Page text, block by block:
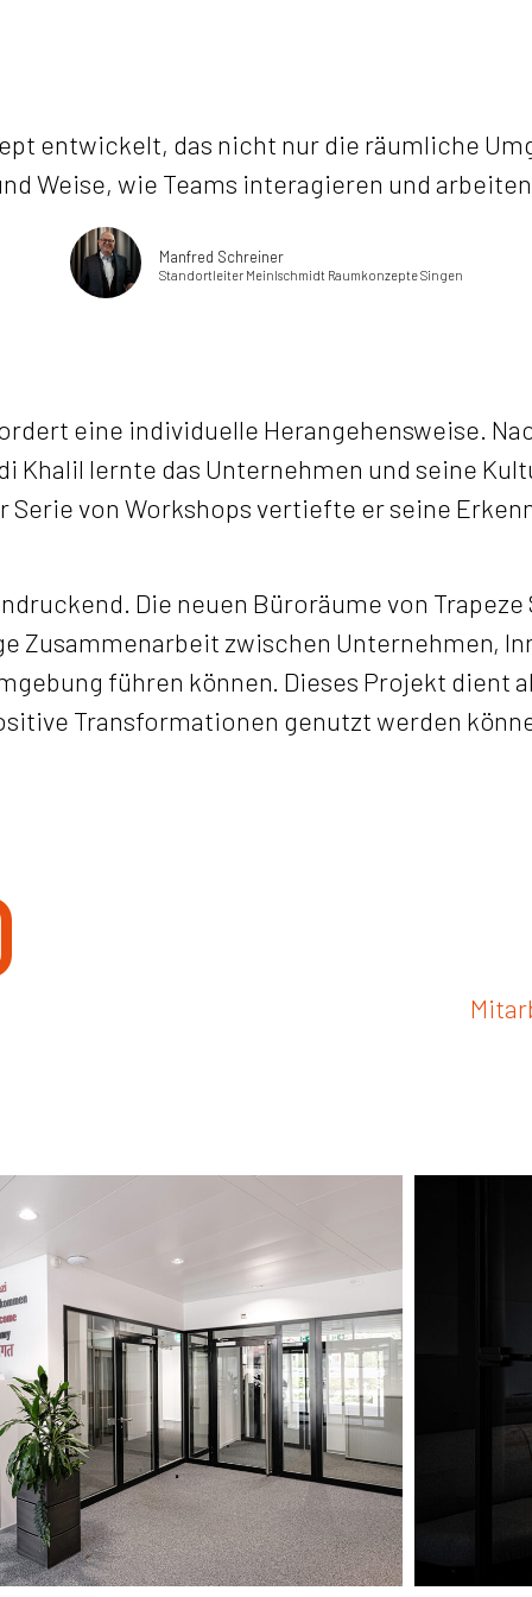
entwickelt, das nicht nur die räumliche
Weise, wie Teams interagieren und
Manfred Schreiner
Standortleiter Meinlschmidt Raumkonzepte Singen
eine individuelle Herangehensweise.
lernte das Unternehmen und seine
von Workshops vertiefte er seine
Die neuen Büroräume von
Zusammenarbeit zwischen Unternehmen,
führen können. Dieses Projekt dient
Transformationen genutzt werden